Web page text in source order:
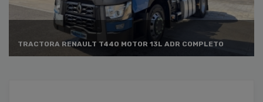
TRACTORA RENAULT T440 MOTOR 13L ADR COMPLETO